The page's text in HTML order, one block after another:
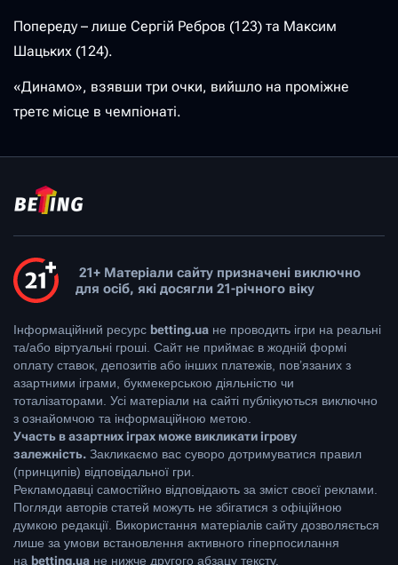
Попереду – лише Сергій Ребров (123) та Максим
Шацьких (124).
«Динамо», взявши три очки, вийшло на проміжне
третє місце в чемпіонаті.
21+ Матеріали сайту призначені виключно
для осіб, які досягли 21-річного віку
Інформаційний ресурс betting.ua не проводить ігри на реальні
та/або віртуальні гроші. Сайт не приймає в жодній формі
оплату ставок, депозитів або інших платежів, пов’язаних з
азартними іграми, букмекерською діяльністю чи
тоталізаторами. Усі матеріали на сайті публікуються виключно
з ознайомчою та інформаційною метою.
Участь в азартних іграх може викликати ігрову
залежність. Закликаємо вас суворо дотримуватися правил
(принципів) відповідальної гри.
Рекламодавці самостійно відповідають за зміст своєї реклами.
Погляди авторів статей можуть не збігатися з офіційною
думкою редакції. Використання матеріалів сайту дозволяється
лише за умови встановлення активного гіперпосилання
на betting.ua не нижче другого абзацу тексту.